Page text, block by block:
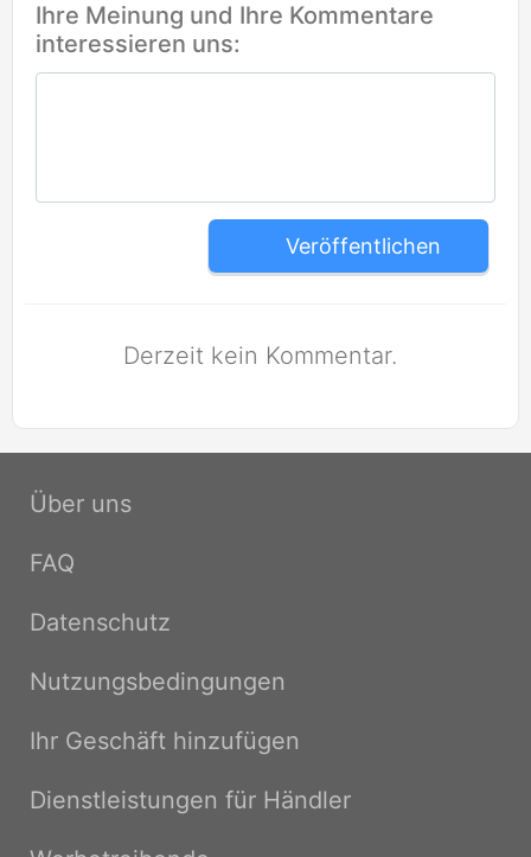
Ihre Meinung und Ihre Kommentare
interessieren uns:
Veröffentlichen
Derzeit kein Kommentar.
Über uns
FAQ
Datenschutz
Nutzungsbedingungen
Ihr Geschäft hinzufügen
Dienstleistungen für Händler